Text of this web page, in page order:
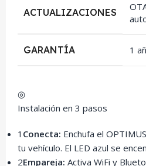
ACTUALIZACIONES
GARANTÍA 1
◎
Instalación en 3 pasos
1 Conecta: Enchufa el
tu vehículo. El LED azul se
2Empareja: Activa WiFi y